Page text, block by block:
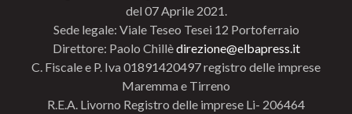
del 07 Aprile 2021.
Sede legale: Viale Teseo Tesei 12 Portoferraio
Direttore: Paolo Chillèdirezione@elbapress.it
C. Fiscale e P. Iva 01891420497 registro delle imprese
Maremma e Tirreno
R.E.A. Livorno Registro delle imprese Li- 206464